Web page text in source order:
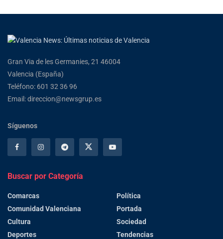
Gran Via de les Germanies, 21 46004
Valencia (España)
Teléfono: 601 32 36 96
Email: direccion@newsgrup.es
Síguenos
Buscar por Categoría
Comarcas
Comunidad Valenciana
Cultura
Deportes
Política
Portada
Sociedad
Tendencias